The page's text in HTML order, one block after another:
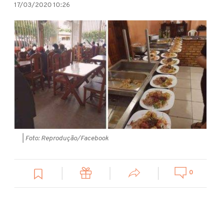
17/03/2020 10:26
| Foto: Reprodução/Facebook
0